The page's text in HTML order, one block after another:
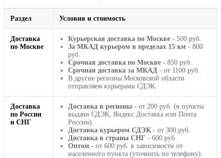
Раздел Условия и стоимость
Доставка
по Москве
Курьерская доставка по Москве - 500 руб.
За МКАД курьером в пределах 15 км - 800
руб.
Срочная доставка по Москве - 850 руб.
Срочная доставка за МКАД - от 1100 руб.
В другие регионы Московской области
отправляем курьерами СДЭК.
Доставка
по России
и СНГ
Доставка в регионы - от 200 руб. (в пункты
выдачи СДЭК, Яндекс Доставка или Почта
России).
Доставка курьером СДЭК - от 300 руб.
Доставка в страны СНГ - 600 руб.
Оптом - от 600 руб. в зависимости от
населенного пункта (уточнить по телефону).